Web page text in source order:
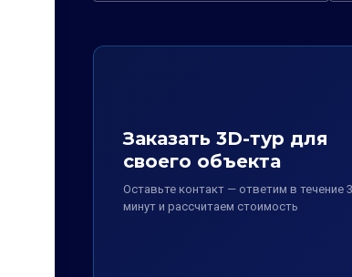
Заказать 3D-тур для
своего объекта
Оставьте контакт — ответим в течение
минут и рассчитаем стоимость